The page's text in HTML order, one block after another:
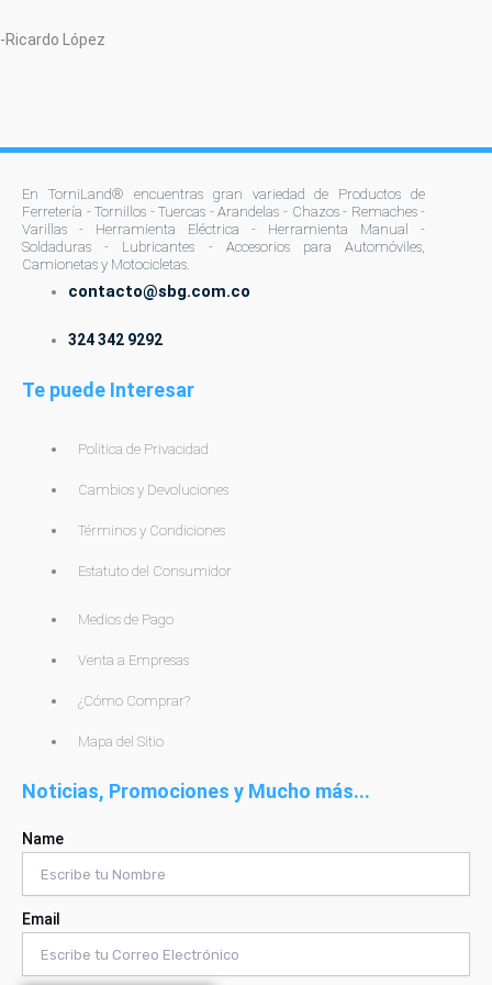
-Ricardo López
En TorniLand® encuentras gran variedad de Productos de
Ferretería - Tornillos - Tuercas - Arandelas - Chazos - Remaches -
Varillas - Herramienta Eléctrica - Herramienta Manual -
Soldaduras - Lubricantes - Accesorios para Automóviles,
Camionetas y Motocicletas.
contacto@sbg.com.co
324 342 9292
Te puede Interesar
Politica de Privacidad
Cambios y Devoluciones
Términos y Condiciones
Estatuto del Consumidor
Medios de Pago
Venta a Empresas
¿Cómo Comprar?
Mapa del Sitio
Noticias, Promociones y Mucho más...
Name
Email